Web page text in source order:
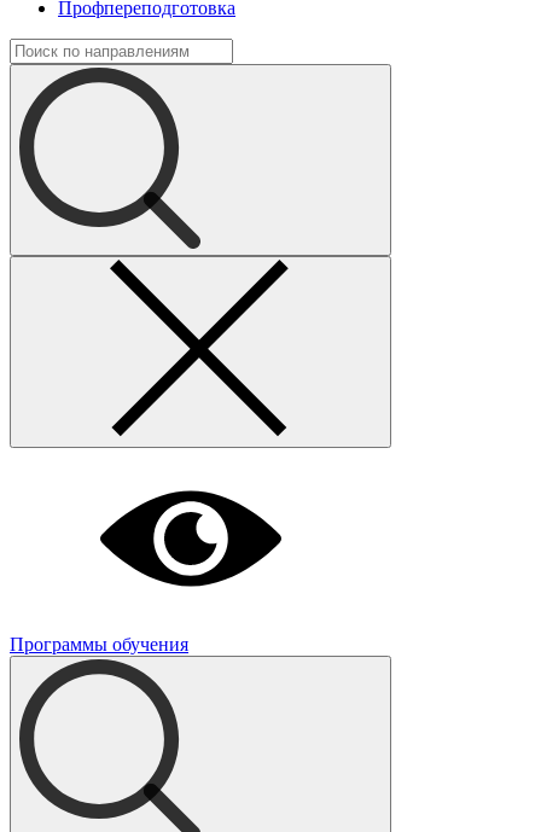
Профпереподготовка
Программы обучения